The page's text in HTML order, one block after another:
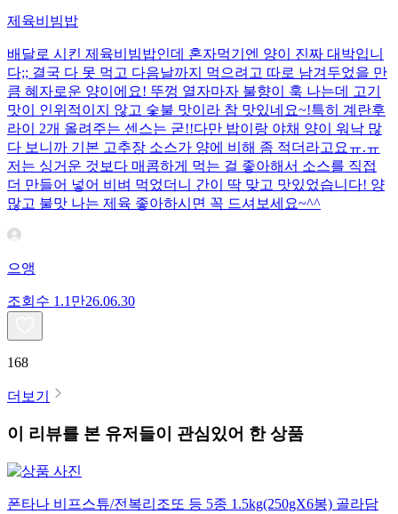
제육비빔밥
배달로 시킨 제육비빔밥인데 혼자먹기엔 양이 진짜 대박입니
다;; 결국 다 못 먹고 다음날까지 먹으려고 따로 남겨두었을 만
큼 혜자로운 양이에요! 뚜껑 열자마자 불향이 훅 나는데 고기
맛이 인위적이지 않고 숯불 맛이라 참 맛있네요~!특히 계란후
라이 2개 올려주는 센스는 굳!! ​다만 밥이랑 야채 양이 워낙 많
다 보니까 기본 고추장 소스가 양에 비해 좀 적더라고요ㅠ.ㅠ
저는 싱거운 것보다 매콤하게 먹는 걸 좋아해서 소스를 직접
더 만들어 넣어 비벼 먹었더니 간이 딱 맞고 맛있었습니다! 양
많고 불맛 나는 제육 좋아하시면 꼭 드셔보세요~^^
으앵
조회수 1.1만26.06.30
168
더보기
이 리뷰를 본 유저들이 관심있어 한 상품
폰타나 비프스튜/전복리조또 등 5종 1.5kg(250gX6봉) 골라담